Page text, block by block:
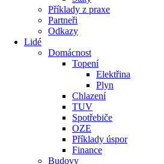
Příklady z praxe
Partneři
Odkazy
Lidé
Domácnost
Topení
Elektřina
Plyn
Chlazení
TUV
Spotřebiče
OZE
Příklady úspor
Finance
Budovy